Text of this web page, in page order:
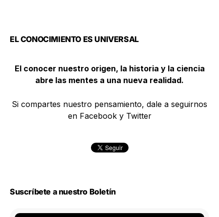
EL CONOCIMIENTO ES UNIVERSAL
El conocer nuestro origen, la historia y la ciencia
abre las mentes a una nueva realidad.
Si compartes nuestro pensamiento, dale a seguirnos
en Facebook y Twitter
Suscríbete a nuestro Boletín